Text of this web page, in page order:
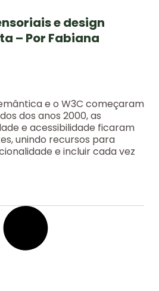
e design
– Por Fabiana
e o W3C começaram
dos anos 2000, as
e acessibilidade ficaram
unindo recursos para
e incluir cada vez